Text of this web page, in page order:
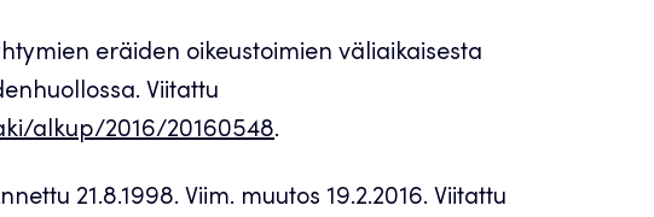
eräiden oikeustoimien väliaikaisesta
Viitattu
alkup/2016/20160548.
21.8.1998. Viim. muutos 19.2.2016. Viitattu